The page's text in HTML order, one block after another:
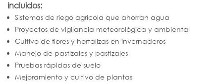
incluidos:
Sistemas de riego agrícola que ahorran agua
Proyectos de vigilancia meteorológica y ambiental
Cultivo de flores y hortalizas en invernaderos
Manejo de pastizales y pastizales
Pruebas rápidas de suelo
Mejoramiento y cultivo de plantas